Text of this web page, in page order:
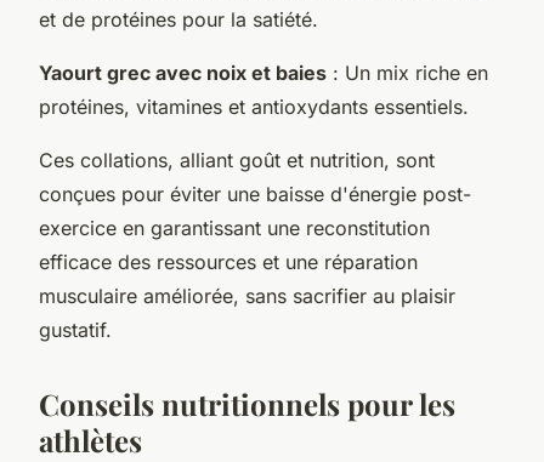
et de protéines pour la satiété.
Yaourt grec avec noix et baies : Un mix riche en
protéines, vitamines et antioxydants essentiels.
Ces collations, alliant goût et nutrition, sont
conçues pour éviter une baisse d'énergie post-
exercice en garantissant une reconstitution
efficace des ressources et une réparation
musculaire améliorée, sans sacrifier au plaisir
gustatif.
Conseils nutritionnels pour les
athlètes